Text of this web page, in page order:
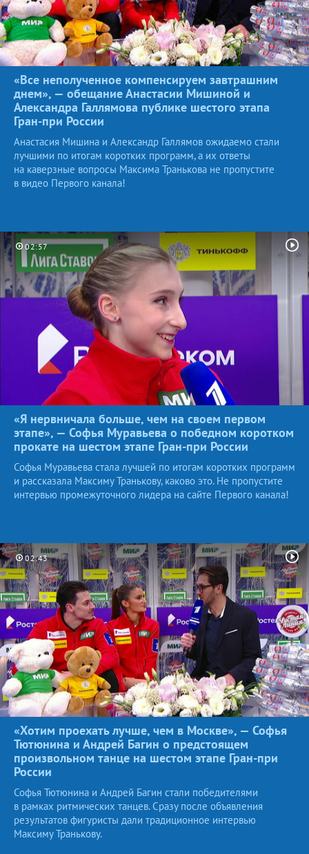
«Все неполученное компенсируем завтрашним
днем», — обещание Анастасии Мишиной и
Александра Галлямова публике шестого этапа
Гран-при России
Анастасия Мишина и Александр Галлямов ожидаемо стали
лучшими по итогам коротких программ, а их ответы
на каверзные вопросы Максима Транькова не пропустите
в видео Первого канала!
02:57
«Я нервничала больше, чем на своем первом
этапе», — Софья Муравьева о победном коротком
прокате на шестом этапе Гран-при России
Софья Муравьева стала лучшей по итогам коротких программ
и рассказала Максиму Транькову, каково это. Не пропустите
интервью промежуточного лидера на сайте Первого канала!
02:43
«Хотим проехать лучше, чем в Москве», — Софья
Тютюнина и Андрей Багин о предстоящем
произвольном танце на шестом этапе Гран-при
России
Софья Тютюнина и Андрей Багин стали победителями
в рамках ритмических танцев. Сразу после объявления
результатов фигуристы дали традиционное интервью
Максиму Транькову.